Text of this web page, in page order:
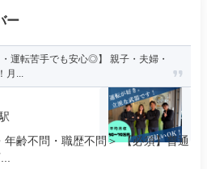
ー
運転苦手でも安心◎】 親子・夫婦・
月...
齢不問・職歴不問＞ 【必須】普通